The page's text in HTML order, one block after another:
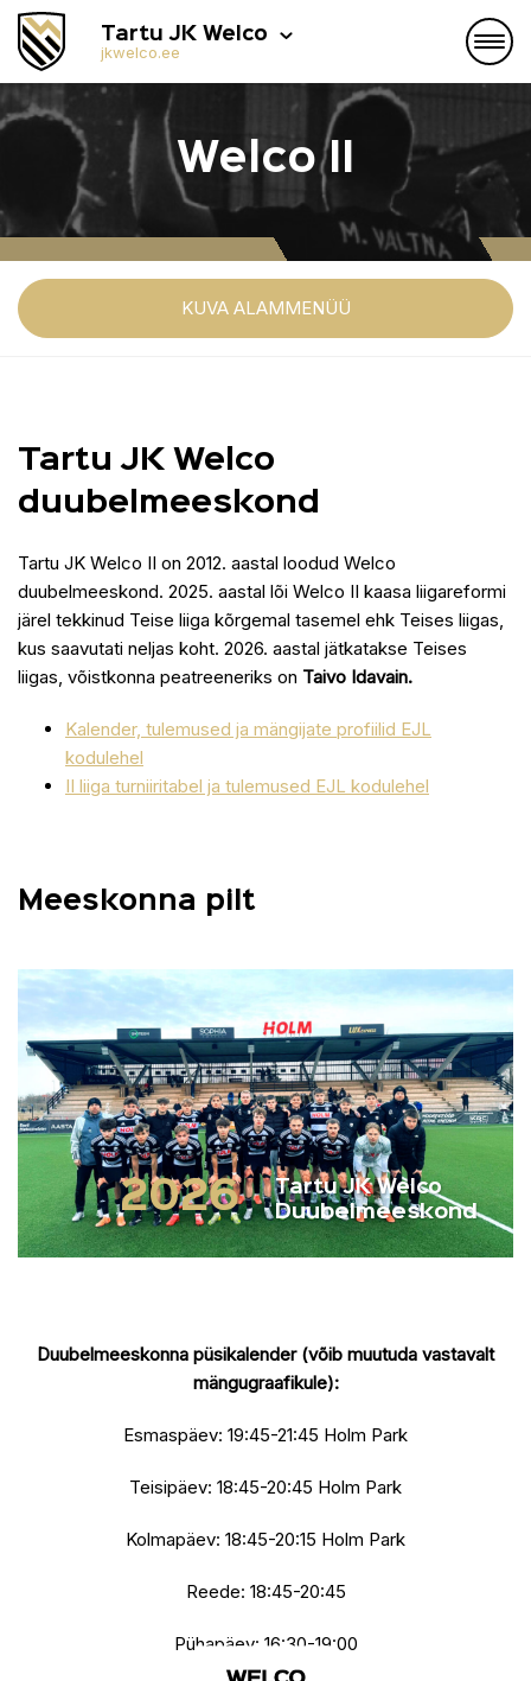
Tartu JK Welco
jkwelco.ee
Welco II
KUVA ALAMMENÜÜ
Tartu JK Welco
duubelmeeskond
Tartu JK Welco II on 2012. aastal loodud Welco
duubelmeeskond. 2025. aastal lõi Welco II kaasa liigareformi
järel tekkinud Teise liiga kõrgemal tasemel ehk Teises liigas,
kus saavutati neljas koht. 2026. aastal jätkatakse Teises
liigas, võistkonna peatreeneriks on Taivo Idavain.
Kalender, tulemused ja mängijate profiilid EJL
kodulehel
II liiga turniiritabel ja tulemused EJL kodulehel
Meeskonna pilt
2026 Tartu JK Welco
Duubelmeeskond
Duubelmeeskonna püsikalender (võib muutuda vastavalt
mängugraafikule):
Esmaspäev: 19:45-21:45 Holm Park
Teisipäev: 18:45-20:45 Holm Park
Kolmapäev: 18:45-20:15 Holm Park
Reede: 18:45-20:45
Pühapäev: 16:30-19:00